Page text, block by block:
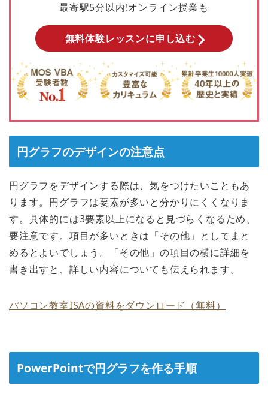
最寄駅5分以内!オンライン授業も
無料体験レッスンに申し込む
円グラフのデザインの注意点
円グラフをデザインする際は、気をつけたいこともあ
ります。円グラフは要素が多いと分かりにくくなりま
す。具体的には3要素以上になると見づらくなるため、
要注意です。項目が多いときは「その他」としてまと
めるとよいでしょう。「その他」の項目の横に詳細を
書き出すと、詳しい内容についても伝えられます。
パソコン教室ISAの資料をダウンロード（無料）
PowerPointで円グラフを作る手順